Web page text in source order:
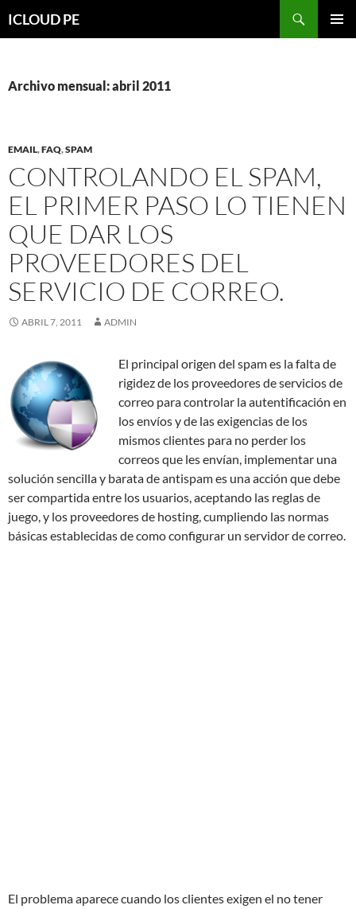
hacia
ICLOUD PE
Archivo mensual: abril 2011
EMAIL,FAQ,SPAM
CONTROLANDO EL SPAM,
EL PRIMER PASO LO TIENEN
QUE DAR LOS
PROVEEDORES DEL
SERVICIO DE CORREO.
ABRIL 7, 2011 ADMIN
El principal origen del spam es la falta de
rigidez de los proveedores de servicios de
correo para controlar la autentificación en
los envíos y de las exigencias de los
mismos clientes para no perder los
correos que les envían, implementar una
solución sencilla y barata de antispam es una acción que debe
ser compartida entre los usuarios, aceptando las reglas de
juego, y los proveedores de hosting, cumpliendo las normas
básicas establecidas de como configurar un servidor de correo.
El problema aparece cuando los clientes exigen el no tener